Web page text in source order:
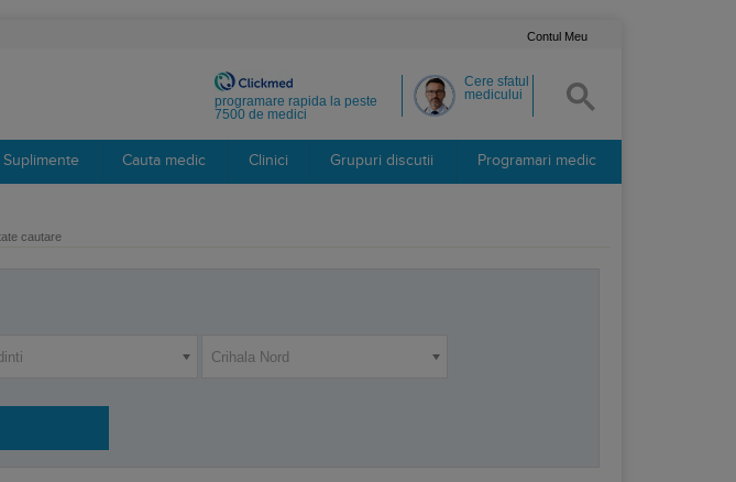
Contul Meu
Cere sfatul
medicului
programare rapida la peste
7500 de medici
Suplimente Cauta medic Clinici Grupuri discutii Programari medic
cautare
Crihala Nord